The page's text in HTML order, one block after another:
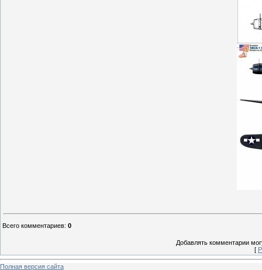
Всего комментариев: 0
Добавлять комментарии
[
Полная версия сайта